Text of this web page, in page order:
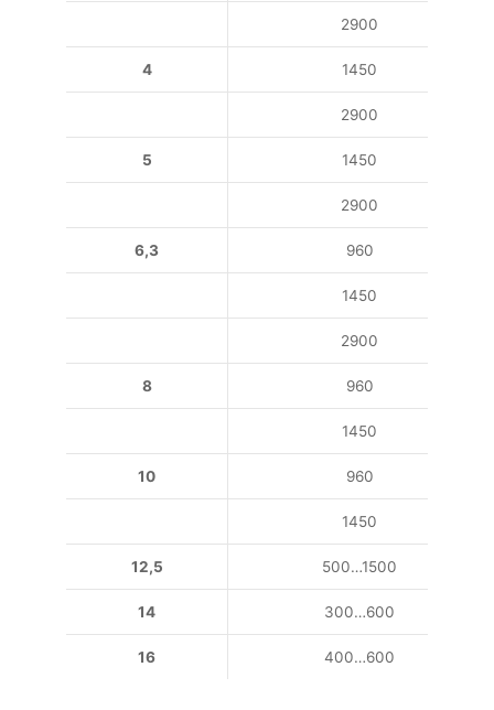
2900
4 1450
2900
5 1450
2900
6,3 960
1450
2900
8 960
1450
10 960
1450
12,5 500…1500
14 300…600
16 400…600